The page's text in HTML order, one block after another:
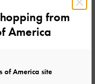
2024-11-01
from
America
of America site